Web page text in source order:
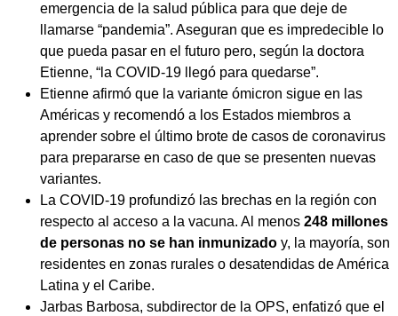
emergencia de la salud pública para que deje de
llamarse “pandemia”. Aseguran que es impredecible lo
que pueda pasar en el futuro pero, según la doctora
Etienne, “la COVID-19 llegó para quedarse”.
Etienne afirmó que la variante ómicron sigue en las
Américas y recomendó a los Estados miembros a
aprender sobre el último brote de casos de coronavirus
para prepararse en caso de que se presenten nuevas
variantes.
La COVID-19 profundizó las brechas en la región con
respecto al acceso a la vacuna. Al menos 248 millones
de personas no se han inmunizado y, la mayoría, son
residentes en zonas rurales o desatendidas de América
Latina y el Caribe.
Jarbas Barbosa, subdirector de la OPS, enfatizó que el